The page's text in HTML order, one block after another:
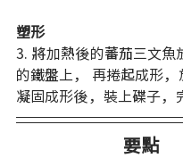
塑形
3. 將加熱後的蕃茄三文魚
的鐵盤上， 再捲起成形
凝固成形後，裝上碟子，
要點